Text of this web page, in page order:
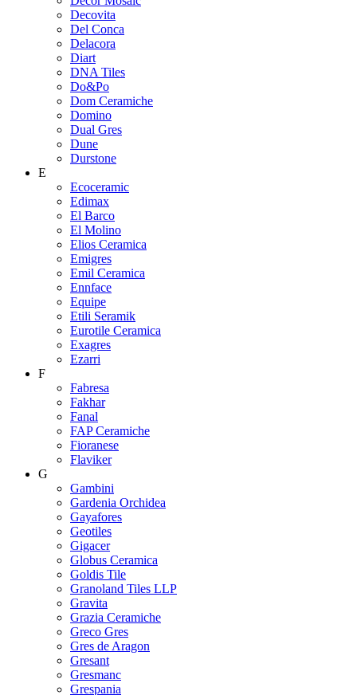
Decovita
Del Conca
Delacora
Diart
DNA Tiles
Do&Po
Dom Ceramiche
Domino
Dual Gres
Dune
Durstone
E
Ecoceramic
Edimax
El Barco
El Molino
Elios Ceramica
Emigres
Emil Ceramica
Ennface
Equipe
Etili Seramik
Eurotile Ceramica
Exagres
Ezarri
F
Fabresa
Fakhar
Fanal
FAP Ceramiche
Fioranese
Flaviker
G
Gambini
Gardenia Orchidea
Gayafores
Geotiles
Gigacer
Globus Ceramica
Goldis Tile
Granoland Tiles LLP
Gravita
Grazia Ceramiche
Greco Gres
Gres de Aragon
Gresant
Gresmanc
Grespania